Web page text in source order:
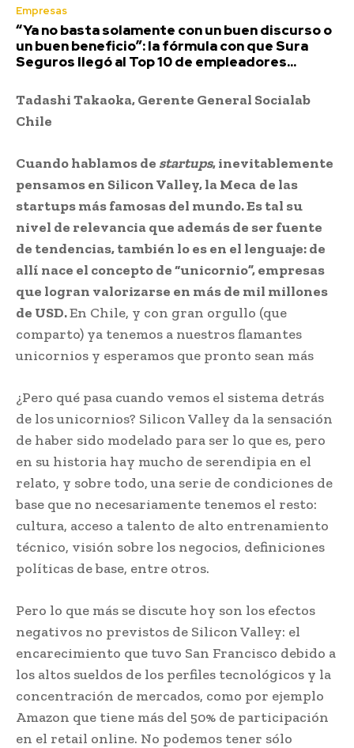
Empresas
“Ya no basta solamente con un buen discurso o
un buen beneficio”: la fórmula con que Sura
Seguros llegó al Top 10 de empleadores...
Tadashi Takaoka, Gerente General Socialab
Chile
Cuando hablamos de startups, inevitablemente
pensamos en Silicon Valley, la Meca de las
startups más famosas del mundo. Es tal su
nivel de relevancia que además de ser fuente
de tendencias, también lo es en el lenguaje: de
allí nace el concepto de “unicornio”, empresas
que logran valorizarse en más de mil millones
de USD.En Chile, y con gran orgullo (que
comparto) ya tenemos a nuestros flamantes
unicornios y esperamos que pronto sean más
¿Pero qué pasa cuando vemos el sistema detrás
de los unicornios? Silicon Valley da la sensación
de haber sido modelado para ser lo que es, pero
en su historia hay mucho de serendipia en el
relato, y sobre todo, una serie de condiciones de
base que no necesariamente tenemos el resto:
cultura, acceso a talento de alto entrenamiento
técnico, visión sobre los negocios, definiciones
políticas de base, entre otros.
Pero lo que más se discute hoy son los efectos
negativos no previstos de Silicon Valley: el
encarecimiento que tuvo San Francisco debido a
los altos sueldos de los perfiles tecnológicos y la
concentración de mercados, como por ejemplo
Amazon que tiene más del 50% de participación
en el retail online. No podemos tener sólo